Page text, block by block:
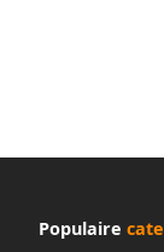
Populaire